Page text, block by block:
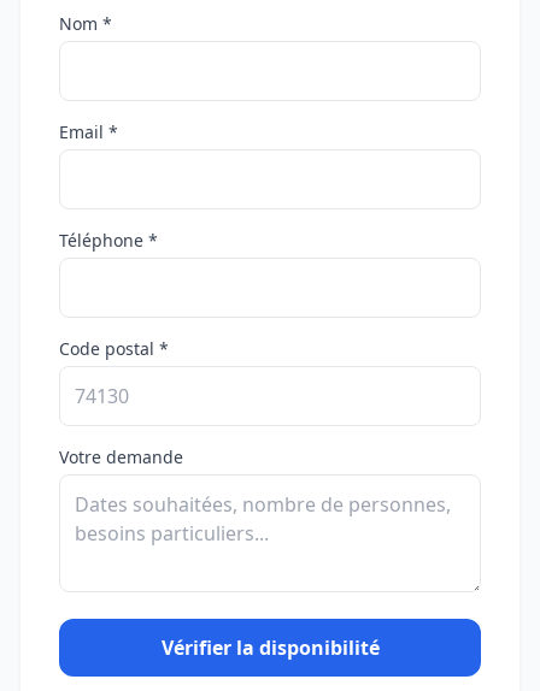
Nom *
Email *
Téléphone *
Code postal *
Votre demande
Vérifier la disponibilité